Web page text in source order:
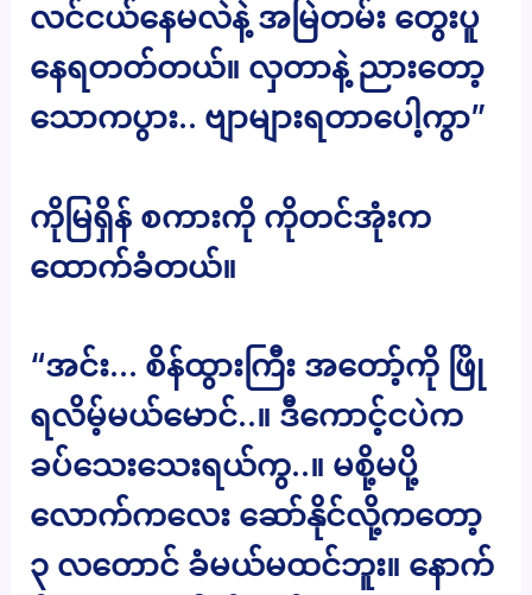
လင်ငယ်နေမလဲနဲ့ အမြဲတမ်း တွေးပူ
နေရတတ်တယ်။ လှတာနဲ့ ညားတော့
သောကပွား.. ဗျာများရတာပေါ့ကွာ”
ကိုမြရှိန် စကားကို ကိုတင်အုံးက
ထောက်ခံတယ်။
“အင်း… စိန်ထွားကြီး အတော့်ကို ဖြို
ရလိမ့်မယ်မောင်..။ ဒီကောင့်ငပဲက
ခပ်သေးသေးရယ်ကွ..။ မစို့မပို့
လောက်ကလေး ဆော်နိုင်လို့ကတော့
၃ လတောင် ခံမယ်မထင်ဘူး။ နောက်